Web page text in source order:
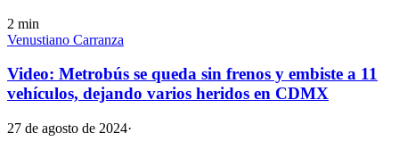
2 min
Venustiano Carranza
Video: Metrobús se queda sin frenos y embiste a 11
vehículos, dejando varios heridos en CDMX
27 de agosto de 2024·